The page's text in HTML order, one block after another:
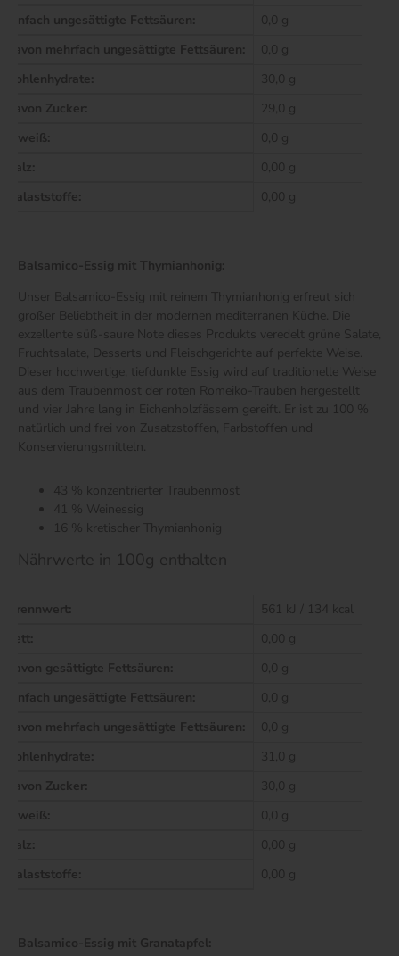
einfach ungesättigte Fettsäuren:
0,0 g
davon mehrfach ungesättigte Fettsäuren:
0,0 g
Kohlenhydrate:
30,0 g
davon Zucker:
29,0 g
Eiweiß:
0,0 g
Salz:
0,00 g
Balaststoffe:
0,00 g
Balsamico-Essig mit Thymianhonig:
Unser Balsamico-Essig mit reinem Thymianhonig erfreut sich
großer Beliebtheit in der modernen mediterranen Küche. Die
exzellente süß-saure Note dieses Produkts veredelt grüne Salate,
Fruchtsalate, Desserts und Fleischgerichte auf perfekte Weise.
Dieser hochwertige, tiefdunkle Essig wird auf traditionelle Weise
aus dem Traubenmost der roten Romeiko-Trauben hergestellt
und vier Jahre lang in Eichenholzfässern gereift. Er ist zu 100 %
natürlich und frei von Zusatzstoffen, Farbstoffen und
Konservierungsmitteln.
43 % konzentrierter Traubenmost
41 % Weinessig
16 % kretischer Thymianhonig
Nährwerte in 100g enthalten
Brennwert:
561 kJ / 134 kcal
Fett:
0,00 g
davon gesättigte Fettsäuren:
0,0 g
einfach ungesättigte Fettsäuren:
0,0 g
davon mehrfach ungesättigte Fettsäuren:
0,0 g
Kohlenhydrate:
31,0 g
davon Zucker:
30,0 g
Eiweiß:
0,0 g
Salz:
0,00 g
Balaststoffe:
0,00 g
Balsamico-Essig mit Granatapfel: